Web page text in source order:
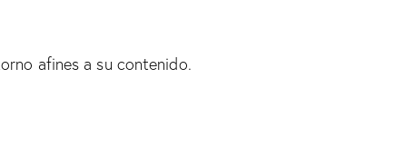
afines a su contenido.